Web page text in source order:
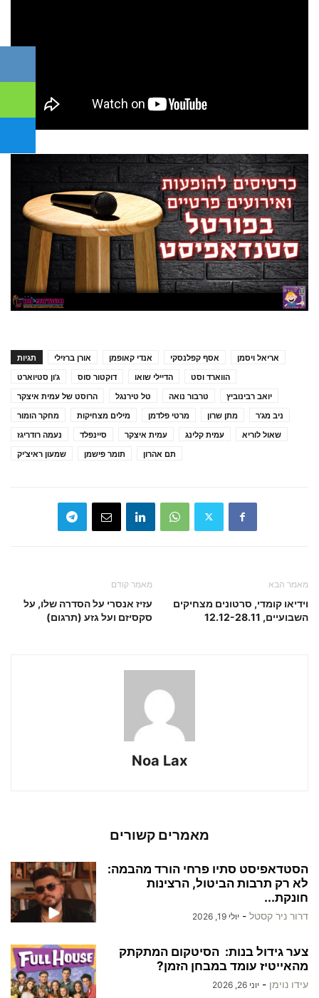
תגיות אורן ברזילי אנדי קאופמן אסף קפלנסקי
אריאל ויסמן
ג'ון סטיוארט
דוקטור סוס הדיילי שואו
הווארד וסט
הרוסט של עמית איצקר
טל טירנגל טרבור נואה
יואב רבינוביץ
מחקר הומור
מילים מצחיקות מרטי פלדמן מתן שרון
ניב מג'ר
נעמה רודריגז
סיינפלד עמית איצקר עמית קלינג
שאול לוריא
שמעון ראיצ'יק
תומר פישמן תם אהרון
מאמר קודם
עזיז אנסרי על הסדרה שלו, על
סקסיזם ועל גזע (תרגום)
מאמר הבא
וידיאו קומדי, סרטונים מצחיקים
השבועיים, 12.12-28.11
Noa Lax
מאמרים קשורים
הסטדאפיסט סתיו פרחי הורד מהבמה:
לא רק תרבות הביטול, הרצינות
חונקת...
דרור ניר קסטל - יולי 19, 2026
צער גידול בנות: הסיטקום המתקתק
מהאייטיז עומד במבחן הזמן?
עידו נוימן - יוני 26, 2026